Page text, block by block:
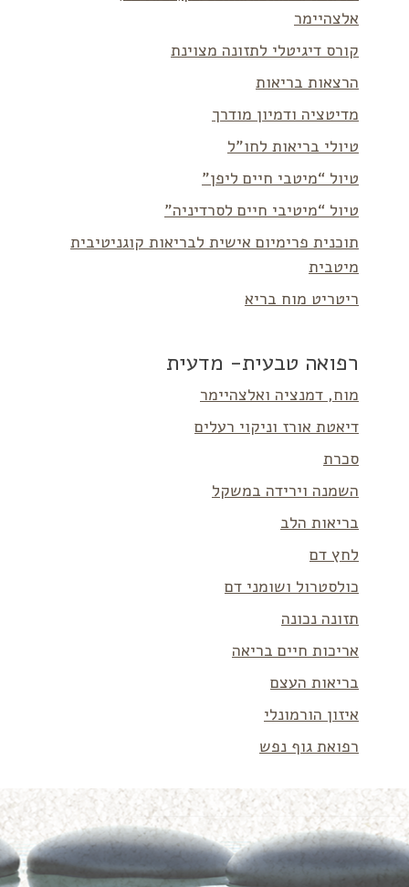
אלצהיימר
קורס דיגיטלי לתזונה מצוינת
הרצאות בריאות
מדיטציה ודמיון מודרך
טיולי בריאות לחו”ל
טיול “מיטבי חיים ליפן”
טיול “מיטיבי חיים לסרדיניה”
תוכנית פרימיום אישית לבריאות קוגניטיבית
מיטבית
ריטריט מוח בריא
רפואה טבעית- מדעית
מוח, דמנציה ואלצהיימר
דיאטת אורז וניקוי רעלים
סכרת
השמנה וירידה במשקל
בריאות הלב
לחץ דם
כולסטרול ושומני דם
תזונה נכונה
אריכות חיים בריאה
בריאות העצם
איזון הורמונלי
רפואת גוף נפש